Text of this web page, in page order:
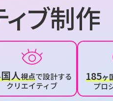
ブ制作
人視点で設計する
クリエイティブ
185ヶ
プロ